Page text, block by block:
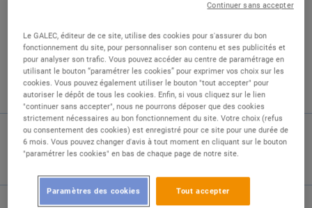
Incarnez l'artisanat et la passion du bon produit
! Vous êtes un(e) artisan(e) boucher(ère) fier(e)
de son métier ? Vous aimez travailler de belles
pièces et conseiller les amateurs de bonne
viande ? Rejoignez notre équipe ! Chez nous, la
qualité, le respect du produit et les préparations
"Fait Maison" sont au coeur de notre
engagement quotidien pour régaler notre
clientèle.
Vos missions au quotidien
Le GALEC, éditeur de ce site, utilise des cookies pour s'assurer du bon
fonctionnement du site, pour personnaliser son contenu et ses publicités et
pour analyser son trafic. Vous pouvez accéder au centre de paramétrage en
utilisant le bouton “paramétrer les cookies” pour exprimer vos choix sur les
cookies. Vous pouvez également utiliser le bouton "tout accepter" pour
autoriser le dépôt de tous les cookies. Enfin, si vous cliquez sur le lien
"continuer sans accepter", nous ne pourrons déposer que des cookies
strictement nécessaires au bon fonctionnement du site. Votre choix (refus
ou consentement des cookies) est enregistré pour ce site pour une durée de
6 mois. Vous pouvez changer d'avis à tout moment en cliquant sur le bouton
"paramétrer les cookies" en bas de chaque page de notre site.
Tout accepter
Paramètres des cookies
Continuer sans accepter